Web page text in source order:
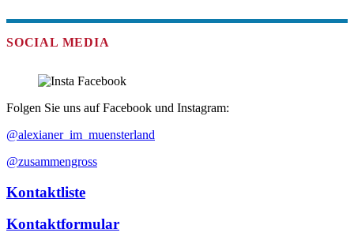
SOCIAL MEDIA
Folgen Sie uns auf Facebook und Instagram:
@alexianer_im_muensterland
@zusammengross
Kontaktliste
Kontaktformular